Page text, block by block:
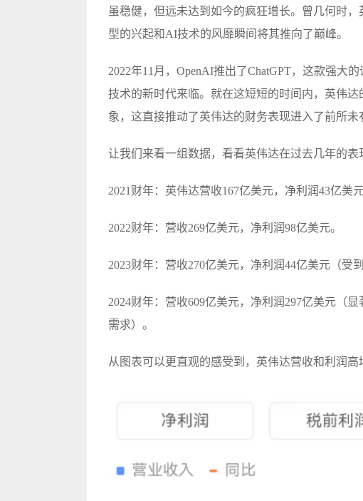
虽稳健，但远未达到如今的疯狂增长。曾几何时
型的兴起和AI技术的风靡瞬间将其推向了巅峰。
2022年11月，OpenAI推出了ChatGPT，这款强大
技术的新时代来临。就在这短短的时间内，英伟
象，这直接推动了英伟达的财务表现进入了前所未
让我们来看一组数据，看看英伟达在过去几年的表
2021财年：英伟达营收167亿美元，净利润43亿美元
2022财年：营收269亿美元，净利润98亿美元。
2023财年：营收270亿美元，净利润44亿美元（受
2024财年：营收609亿美元，净利润297亿美元（
需求）。
从图表可以更直观的感受到，英伟达营收和利润高